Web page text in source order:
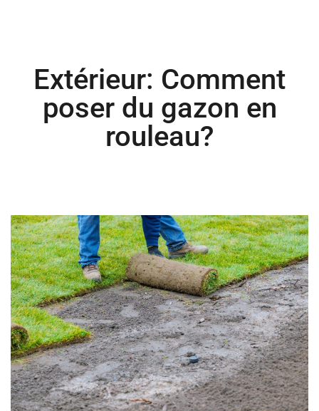
Extérieur: Comment
poser du gazon en
rouleau?